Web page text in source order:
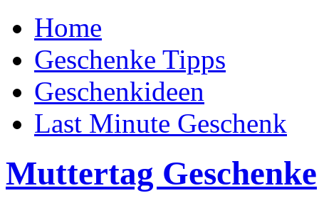
Home
Geschenke Tipps
Geschenkideen
Last Minute Geschenk
Muttertag Geschenke